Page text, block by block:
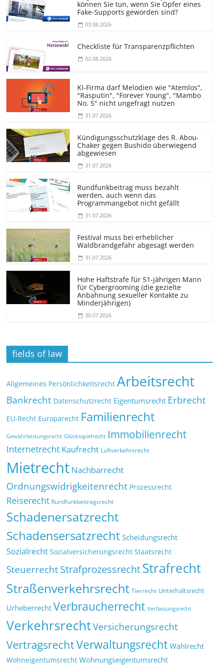
können Sie tun, wenn Sie Opfer eines
Fake-Supports geworden sind?
03.08.2026
Checkliste für Transparenz­pflichten
02.08.2026
KI-Firma darf Melodien wie "Atemlos",
"Rasputin", "Forever Young", "Mambo
No. 5" nicht ungefragt nutzen
31.07.2026
Kündigungs­schutzklage des R. Abou-
Chaker gegen Bushido überwiegend
abgewiesen
31.07.2026
Rundfunkbeitrag muss bezahlt
werden, auch wenn das
Programmangebot nicht gefällt
31.07.2026
Festival muss bei erheblicher
Waldbrandgefahr abgesagt werden
31.07.2026
Hohe Haftstrafe für 51-jährigen Mann
für Cybergrooming (die gezielte
Anbahnung sexueller Kontakte zu
Minderjährigen)
30.07.2026
fields of law
Allgemeines Persönlichkeitsrecht Arbeitsrecht
Bankrecht Datenschutzrecht Eigentumsrecht Erbrecht
EU-Recht Europarecht Familienrecht
Gewährleistungsrecht Glücksspielrecht Immobilienrecht
Internetrecht Kaufrecht Luftverkehrsrecht
Mietrecht Nachbarrecht
Ordnungswidrigkeitenrecht Prozessrecht
Reiserecht Rundfunkbeitragsrecht
Schadenersatzrecht
Schadensersatzrecht Scheidungsrecht
Sozialrecht Sozialversicherungsrecht Staatsrecht
SteuerrechtStrafprozessrechtStrafrecht
Straßenverkehrsrecht Tierrecht Unterhaltsrecht
Urheberrecht Verbraucherrecht Verfassungsrecht
VerkehrsrechtVersicherungsrecht
VertragsrechtVerwaltungsrecht Wahlrecht
Wohneigentumsrecht Wohnungseigentumsrecht